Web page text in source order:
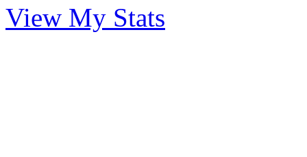
View My Stats